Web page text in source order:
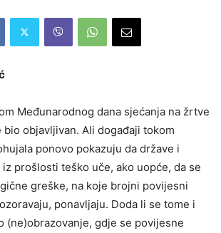
Međunarodnog dana sjećanja na žrtve
bio objavljivan. Ali događaji tokom
ponovo pokazuju da države i
prošlosti teško uče, ako uopće, da se
greške, na koje brojni povijesni
ponavljaju. Doda li se tome i
(ne)obrazovanje, gdje se povijesne